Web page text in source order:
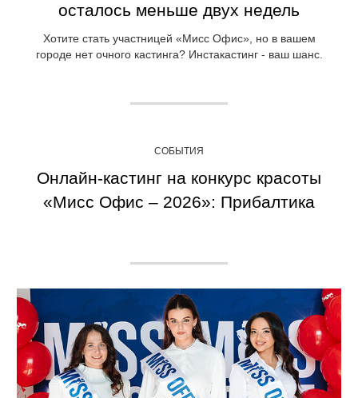
осталось меньше двух недель
Хотите стать участницей «Мисс Офис», но в вашем
городе нет очного кастинга? Инстакастинг - ваш шанс.
СОБЫТИЯ
Онлайн-кастинг на конкурс красоты
«Мисс Офис – 2026»: Прибалтика